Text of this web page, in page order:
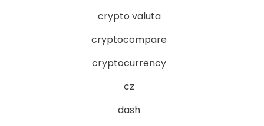
crypto valuta
cryptocompare
cryptocurrency
cz
dash